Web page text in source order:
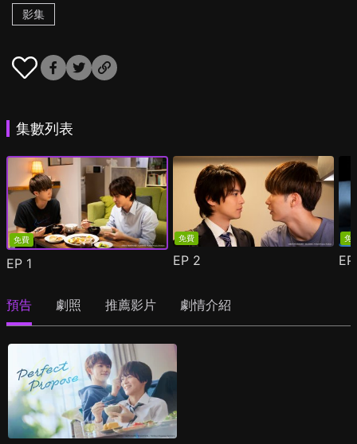
影集
集數列表
免費
EP 1
免費
EP 2
免
預告 劇照 推薦影片 劇情介紹